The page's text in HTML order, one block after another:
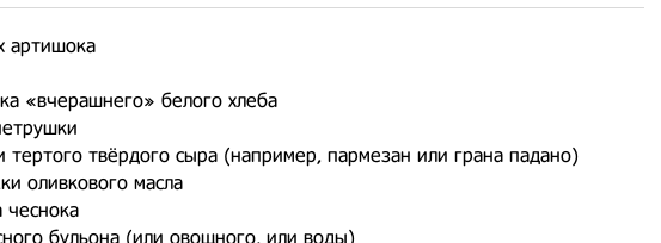
артишока
«вчерашнего» белого хлеба
тертого твёрдого сыра (например, пармезан или грана падано)
оливкового масла
чеснока
бульона (или овощного, или воды)